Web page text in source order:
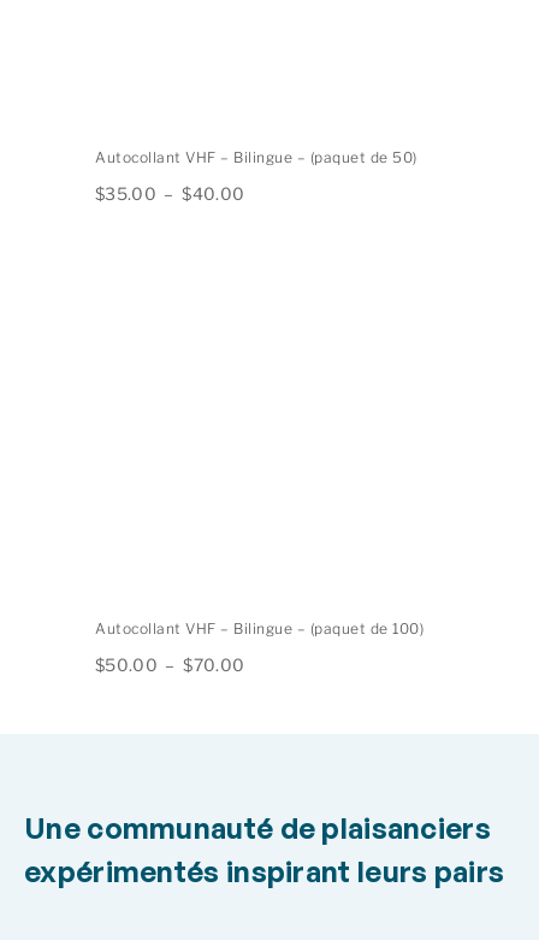
Autocollant VHF – Bilingue – (paquet de 50)
$35.00 – $40.00
Autocollant VHF – Bilingue – (paquet de 100)
$50.00 – $70.00
Une communauté de plaisanciers
expérimentés inspirant leurs pairs